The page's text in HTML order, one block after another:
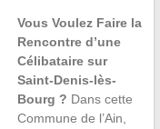
Vous Voulez Faire la
Rencontre d’une
Célibataire sur
Saint-Denis-lès-
Bourg ? Dans cette
Commune de l’Ain,